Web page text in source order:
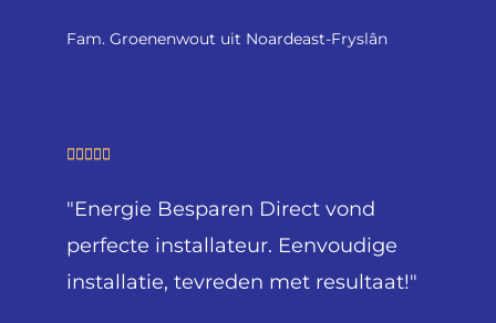
n
5
Fam. Groenenwout uit Noardeast-Fryslân
    
a
e
"Energie Besparen Direct vond
perfecte installateur. Eenvoudige
installatie, tevreden met resultaat!"